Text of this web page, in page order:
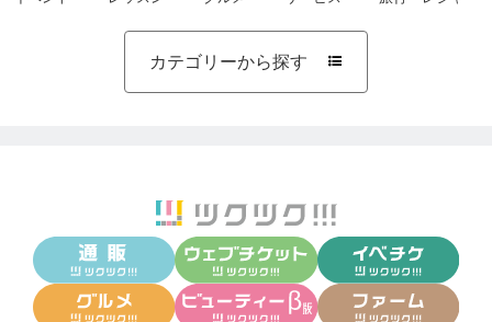
カテゴリーから探す 